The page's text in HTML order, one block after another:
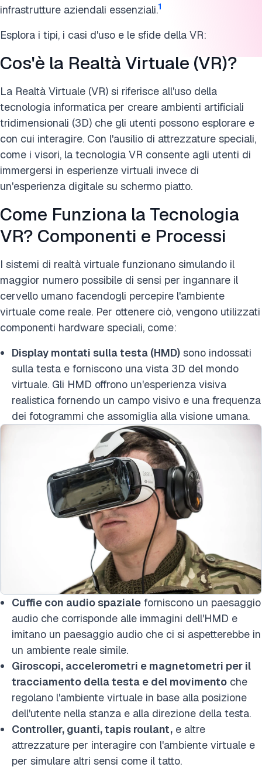
infrastrutture aziendali essenziali.1
Esplora i tipi, i casi d'uso e le sfide della VR:
Cos'è la Realtà Virtuale (VR)?
La Realtà Virtuale (VR) si riferisce all'uso della
tecnologia informatica per creare ambienti artificiali
tridimensionali (3D) che gli utenti possono esplorare e
con cui interagire. Con l'ausilio di attrezzature speciali,
come i visori, la tecnologia VR consente agli utenti di
immergersi in esperienze virtuali invece di
un'esperienza digitale su schermo piatto.
Come Funziona la Tecnologia
VR? Componenti e Processi
I sistemi di realtà virtuale funzionano simulando il
maggior numero possibile di sensi per ingannare il
cervello umano facendogli percepire l'ambiente
virtuale come reale. Per ottenere ciò, vengono utilizzati
componenti hardware speciali, come:
Display montati sulla testa (HMD) sono indossati
sulla testa e forniscono una vista 3D del mondo
virtuale. Gli HMD offrono un'esperienza visiva
realistica fornendo un campo visivo e una frequenza
dei fotogrammi che assomiglia alla visione umana.
Cuffie con audio spaziale forniscono un paesaggio
audio che corrisponde alle immagini dell'HMD e
imitano un paesaggio audio che ci si aspetterebbe in
un ambiente reale simile.
Giroscopi, accelerometri e magnetometri per il
tracciamento della testa e del movimento che
regolano l'ambiente virtuale in base alla posizione
dell'utente nella stanza e alla direzione della testa.
Controller, guanti, tapis roulant, e altre
attrezzature per interagire con l'ambiente virtuale e
per simulare altri sensi come il tatto.